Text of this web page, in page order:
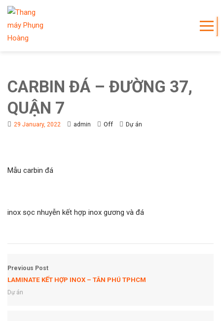
CARBIN ĐÁ – ĐƯỜNG 37,
QUẬN 7
29 January, 2022 admin Off Dự án
Mẫu carbin đá
inox sọc nhuyễn kết hợp inox gương và đá
Previous Post
LAMINATE KẾT HỢP INOX – TÂN PHÚ TPHCM
Dự án